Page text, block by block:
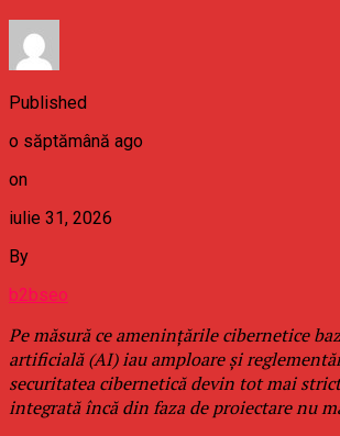
Published
o săptămână ago
on
iulie 31, 2026
By
b2bseo
Pe măsură ce amenințările cibernetice
artificială (AI) iau amploare și
securitatea cibernetică devin tot mai
integrată încă din faza de proiectare nu